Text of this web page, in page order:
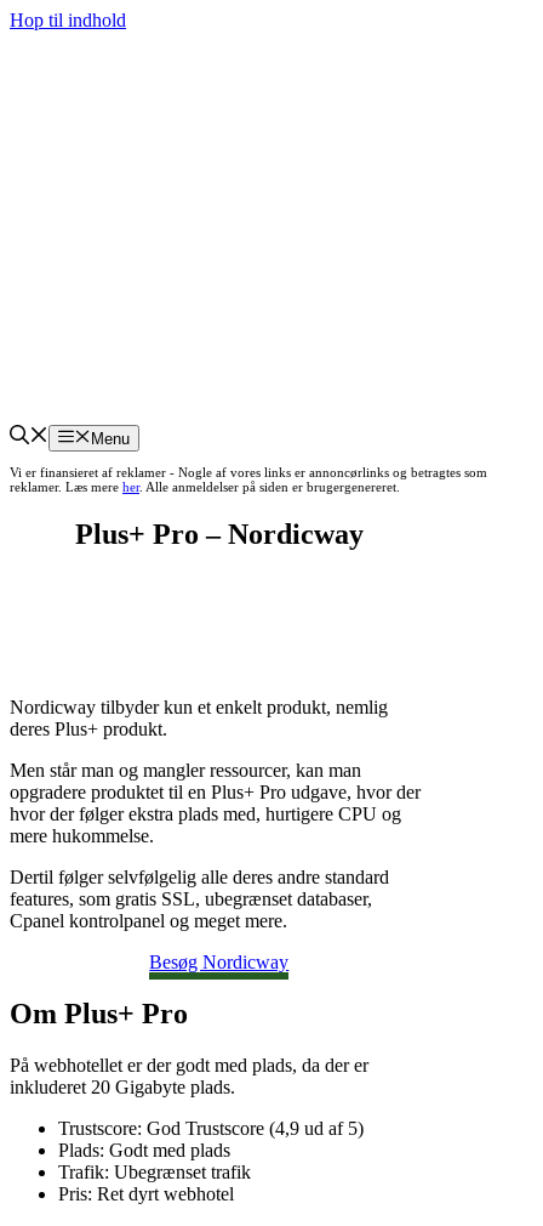
Hop til indhold
Menu
Vi er finansieret af reklamer - Nogle af vores links er annoncørlinks og betragtes som
reklamer. Læs mere her. Alle anmeldelser på siden er brugergenereret.
Plus+ Pro – Nordicway
Nordicway tilbyder kun et enkelt produkt, nemlig
deres Plus+ produkt.
Men står man og mangler ressourcer, kan man
opgradere produktet til en Plus+ Pro udgave, hvor der
hvor der følger ekstra plads med, hurtigere CPU og
mere hukommelse.
Dertil følger selvfølgelig alle deres andre standard
features, som gratis SSL, ubegrænset databaser,
Cpanel kontrolpanel og meget mere.
Besøg Nordicway
Om Plus+ Pro
På webhotellet er der godt med plads, da der er
inkluderet 20 Gigabyte plads.
Trustscore: God Trustscore (4,9 ud af 5)
Plads: Godt med plads
Trafik: Ubegrænset trafik
Pris: Ret dyrt webhotel